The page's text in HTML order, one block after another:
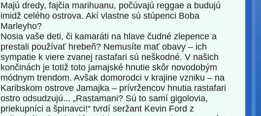
Majú dredy, fajčia marihuanu, počúvajú reggae a budujú
imidž celého ostrova. Akí vlastne sú stúpenci Boba
Marleyho?
Nosia vaše deti, či kamaráti na hlave čudné zlepence a
prestali používať hrebeň? Nemusíte mať obavy – ich
sympatie k viere zvanej rastafari sú neškodné. V našich
končinách je totiž toto jamajské hnutie skôr novodobým
módnym trendom. Avšak domorodci v krajine vzniku – na
Karibskom ostrove Jamajka – prívržencov hnutia rastafari
ostro odsudzujú... „Rastamani? Sú to samí gigolovia,
priekupníci a špinavci!“ tvrdí seržant Kevin Ford z